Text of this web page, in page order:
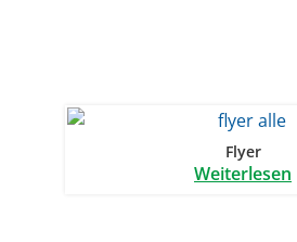
Flyer
Weiterlesen